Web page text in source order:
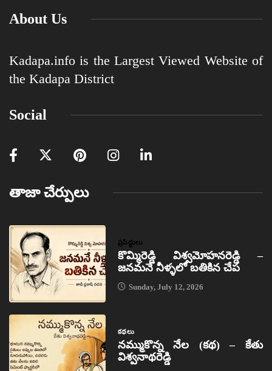
About Us
Kadapa.info is the Largest Viewed Website of
the Kadapa District
Social
తాజా చేర్పులు
ప్రసిద్ధులు
కొమ్మిరెడ్డి విశ్వమోహనరెడ్డి –
జనమనే నీళ్ళలో బతికిన చేప
Sunday, July 12, 2026
కథలు
నమ్ముకొన్న నేల (కథ) – కేతు
విశ్వనాథరెడ్డి